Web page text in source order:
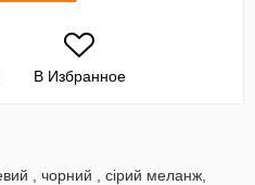
В Избранное
, чорний , сірий меланж,